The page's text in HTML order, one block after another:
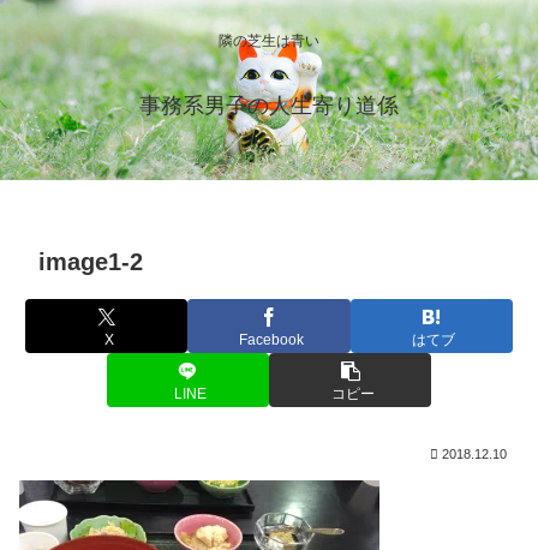
隣の芝生は青い
事務系男子の人生寄り道係
image1-2
X Facebook はてブ
LINE コピー
2018.12.10